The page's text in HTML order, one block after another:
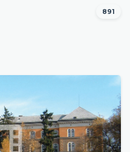
891